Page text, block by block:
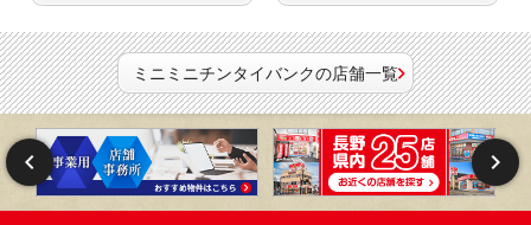
ミニミニチンタイバンクの店舗一覧